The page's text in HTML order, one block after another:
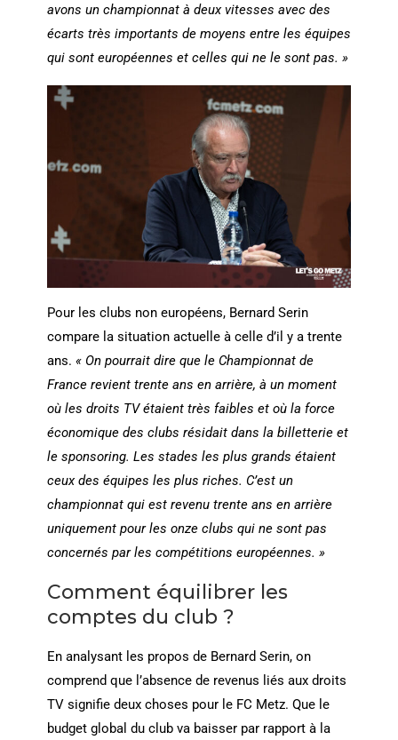
avons un championnat à deux vitesses avec des
écarts très importants de moyens entre les équipes
qui sont européennes et celles qui ne le sont pas. »
Pour les clubs non européens, Bernard Serin
compare la situation actuelle à celle d’il y a trente
ans. « On pourrait dire que le Championnat de
France revient trente ans en arrière, à un moment
où les droits TV étaient très faibles et où la force
économique des clubs résidait dans la billetterie et
le sponsoring. Les stades les plus grands étaient
ceux des équipes les plus riches. C’est un
championnat qui est revenu trente ans en arrière
uniquement pour les onze clubs qui ne sont pas
concernés par les compétitions européennes. »
Comment équilibrer les
comptes du club ?
En analysant les propos de Bernard Serin, on
comprend que l’absence de revenus liés aux droits
TV signifie deux choses pour le FC Metz. Que le
budget global du club va baisser par rapport à la